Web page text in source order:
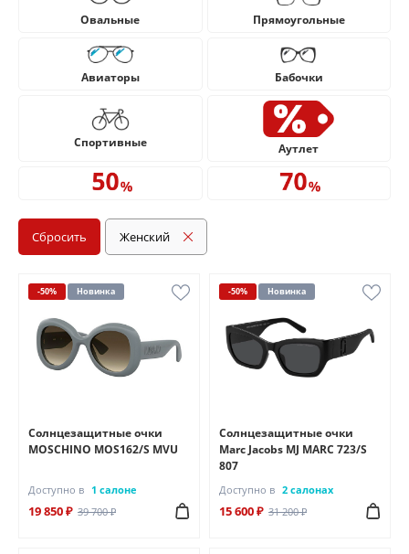
Овальные Прямоугольные
Авиаторы Бабочки
Cпортивные Аутлет
Сбросить Женский
-50% Новинка
Солнцезащитные очки
MOSCHINO MOS162/S MVU
Доступно в 1 салоне
19 850 ₽ 39 700 ₽
-50% Новинка
Солнцезащитные очки
Marc Jacobs MJ MARC 723/S
807
Доступно в 2 салонах
15 600 ₽ 31 200 ₽